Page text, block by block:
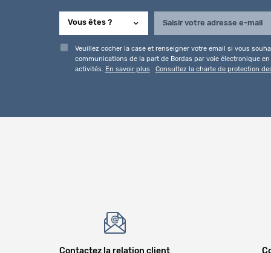
Veuillez cocher la case et renseigner votre email si vous
communications de la part de Bordas par voie électronique
activités. En savoir plus Consultez la charte de protection